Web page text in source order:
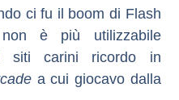
ci fu il boom di Flash
è più utilizzabile
siti carini ricordo in
a cui giocavo dalla